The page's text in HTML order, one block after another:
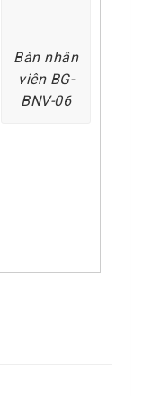
Bàn nhân
viên BG-
BNV-06